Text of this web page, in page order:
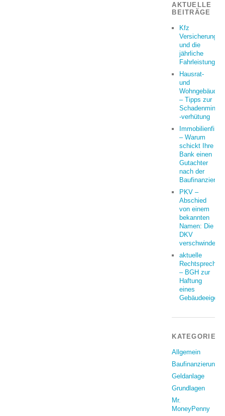
AKTUELLE
BEITRÄGE
Kfz
Versicherung
und die
jährliche
Fahrleistung
Hausrat-
und
– Tipps zur
-verhütung
– Warum
schickt Ihre
Bank einen
Gutachter
nach der
PKV –
Abschied
von einem
bekannten
Namen: Die
DKV
verschwindet
aktuelle
– BGH zur
Haftung
eines
KATEGORIEN
Allgemein
Baufinanzierung
Geldanlage
Grundlagen
Mr.
MoneyPenny